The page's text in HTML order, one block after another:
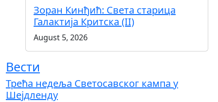
Зоран Кинђић: Света старица
Галактија Критска (II)
August 5, 2026
Вести
Трећа недеља Светосавског кампа у
Шејдленду